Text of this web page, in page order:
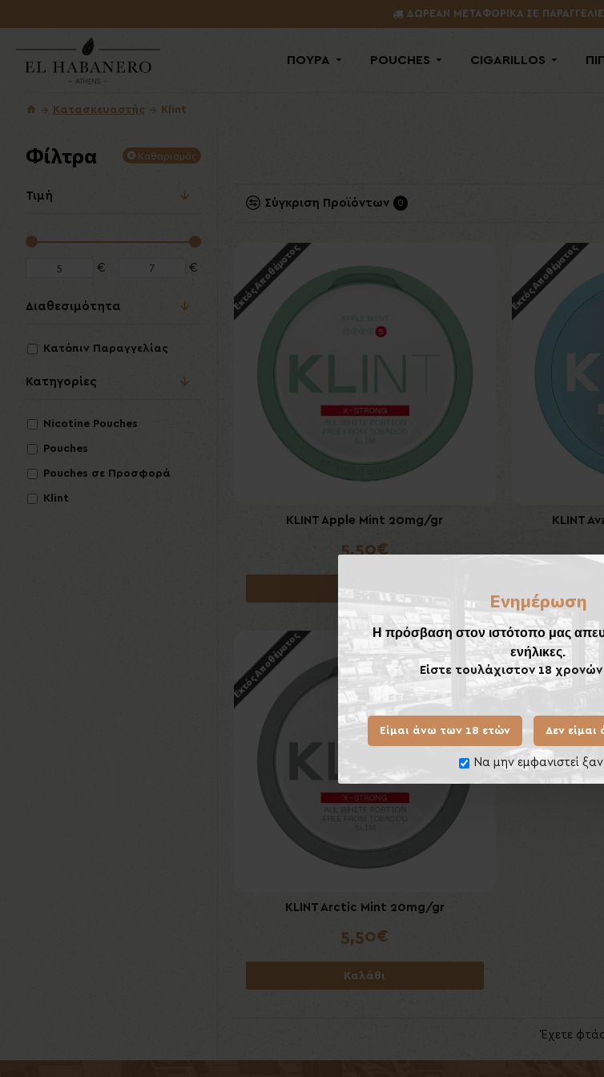
Ενημέρωση
Η πρόσβαση στον ιστότοπο μας
ενήλικες.
Είστε τουλάχιστον 18
Είμαι άνω των 18 ετών Δεν
Να μην εμφανιστεί
ΔΩΡΕΑΝ ΜΕΤΑΦΟΡΙΚΑ ΣΕ
ΠΟΥΡΑ POUCHES CIGARILLOS
Κατασκευαστής Klint
Φίλτρα Καθαρισμός
Τιμή
€ €
Κατηγορίες
Nicotine Pouches
Pouches
Pouches σε Προσφορά
Klint
Διαθεσιμότητα
Κατόπιν Παραγγελίας
Σύγκριση Προϊόντων 0
Εκτός Αποθέματος
KLINT Apple Mint 20mg/gr
5,50€
Καλάθι
Εκτός Αποθέματος
KLINT
Εκτός Αποθέματος
KLINT Arctic Mint 20mg/gr
5,50€
Καλάθι
Έχετε